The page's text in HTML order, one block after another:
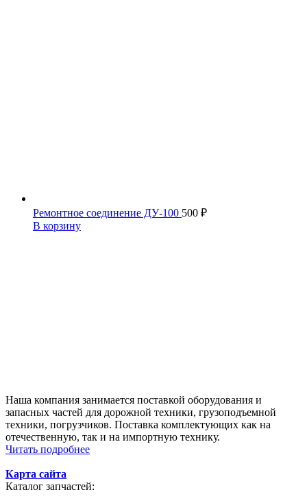
Ремонтное соединение ДУ-100 500 ₽
В корзину
Наша компания занимается поставкой оборудования и
запасных частей для дорожной техники, грузоподъемной
техники, погрузчиков. Поставка комплектующих как на
отечественную, так и на импортную технику.
Читать подробнее
Карта сайта
Каталог запчастей: